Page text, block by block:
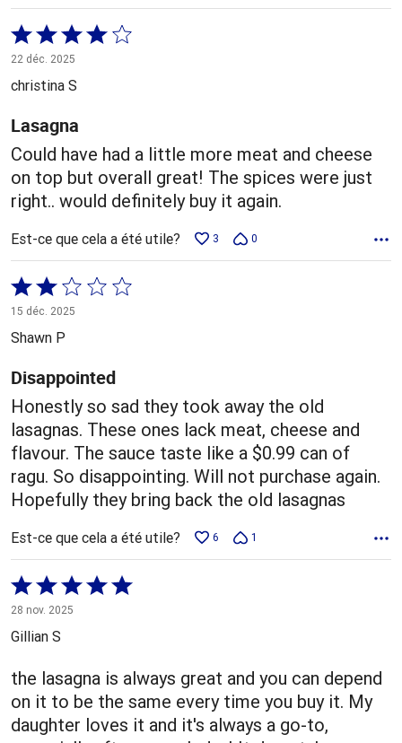
Coté
4 sur
22 déc. 2025
christina S
Lasagna
Could have had a little more meat and cheese
on top but overall great! The spices were just
right.. would definitely buy it again.
Est-ce que cela a été utile? 3 0
Coté
2 sur
5
15 déc. 2025
Shawn P
Disappointed
Honestly so sad they took away the old
lasagnas. These ones lack meat, cheese and
flavour. The sauce taste like a $0.99 can of
ragu. So disappointing. Will not purchase again.
Hopefully they bring back the old lasagnas
Est-ce que cela a été utile? 6 1
Coté
5 sur
5
28 nov. 2025
Gillian S
the lasagna is always great and you can depend
on it to be the same every time you buy it. My
daughter loves it and it's always a go-to,